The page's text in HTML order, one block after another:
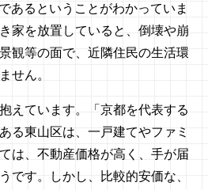
あるということがわかっていま
家を放置していると、倒壊や崩
観等の面で、近隣住民の生活環
せん。
えています。「京都を代表する
る東山区は、一戸建てやファミ
は、不動産価格が高く、手が届
です。しかし、比較的安価な、